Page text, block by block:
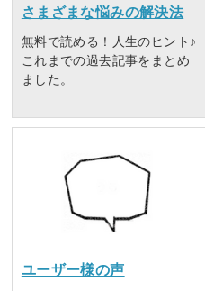
さまざまな悩みの解決法
無料で読める！人生のヒント♪
これまでの過去記事をまとめ
ました。
ユーザー様の声